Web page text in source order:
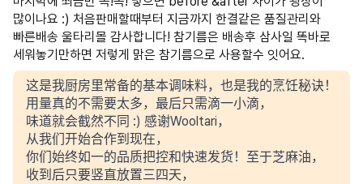
많이나요 :) 처음판매할때부터 지금까지 한결같은 품질관리와
빠른배송 울타리몰 감사합니다! 참기름은 배송후 삼사일 똑바로
세워놓기만하면 저렇게 맑은 참기름으로 사용할수 잇어요.
这是我厨房里常备的基本调味料，也是我的烹饪秘诀！
用量真的不需要太多，最后只需滴一小滴，
味道就会截然不同 :) 感谢Wooltari，
从我们开始合作到现在，
你们始终如一的品质把控和快速发货！至于芝麻油，
收到后只要竖直放置三四天，